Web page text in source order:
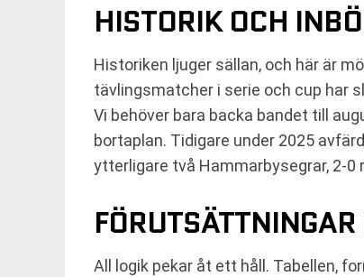
HISTORIK OCH
Historiken ljuger sällan, och här är
tävlingsmatcher i serie och cup har
Vi behöver bara backa bandet till
bortaplan. Tidigare under 2025
ytterligare två Hammarbysegrar, 2-
All logik pekar åt ett håll. Tabellen,